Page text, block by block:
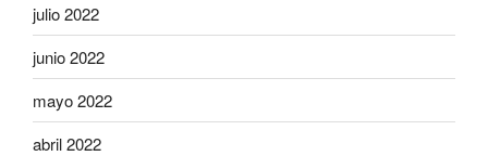
julio 2022
junio 2022
mayo 2022
abril 2022